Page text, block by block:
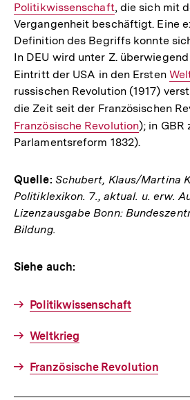
Politikwissenschaft, die sich mit
Vergangenheit beschäftigt. Eine
Definition des Begriffs konnte
In DEU wird unter Z.
Eintritt der USA in den Ersten
russischen Revolution (1917)
die Zeit seit der Französischen
Französische Revolution); in GBR
Parlamentsreform 1832).
Quelle: Schubert, Klaus/Martina
Politiklexikon. 7., aktual. u. erw.
Lizenzausgabe Bonn:
Bildung.
Siehe auch:
Politikwissenschaft
Weltkrieg
Französische Revolution